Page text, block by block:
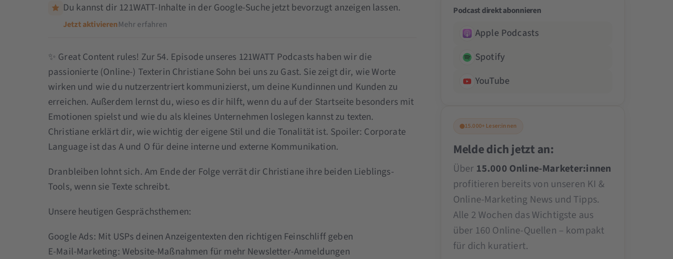
Du kannst dir 121WATT-Inhalte in der Google-Suche jetzt bevorzugt anzeigen lassen.
Jetzt aktivierenMehr erfahren
✨ Great Content rules! Zur 54. Episode unseres 121WATT Podcasts haben wir die
passionierte (Online-) Texterin Christiane Sohn bei uns zu Gast. Sie zeigt dir, wie Worte
wirken und wie du nutzerzentriert kommunizierst, um deine Kundinnen und Kunden zu
erreichen. Außerdem lernst du, wieso es dir hilft, wenn du auf der Startseite besonders mit
Emotionen spielst und wie du als kleines Unternehmen loslegen kannst zu texten.
Christiane erklärt dir, wie wichtig der eigene Stil und die Tonalität ist. Spoiler: Corporate
Language ist das A und O für deine interne und externe Kommunikation.
Dranbleiben lohnt sich. Am Ende der Folge verrät dir Christiane ihre beiden Lieblings-
Tools, wenn sie Texte schreibt.
Unsere heutigen Gesprächsthemen:
Google Ads: Mit USPs deinen Anzeigentexten den richtigen Feinschliff geben
E-Mail-Marketing: Website-Maßnahmen für mehr Newsletter-Anmeldungen
Podcast direkt abonnieren
Apple Podcasts
Spotify
YouTube
15.000+ Leser:innen
Melde dich jetzt an:
Über 15.000 Online-Marketer:innen
profitieren bereits von unseren KI &
Online-Marketing News und Tipps.
Alle 2 Wochen das Wichtigste aus
über 160 Online-Quellen – kompakt
für dich kuratiert.